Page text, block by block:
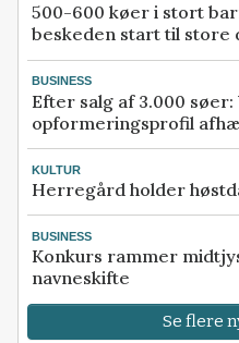
500-600 køer i stort
beskeden start til store
BUSINESS
Efter salg af 3.000
opformeringsprofil
KULTUR
Herregård holder
BUSINESS
Konkurs rammer
navneskifte
Se flere